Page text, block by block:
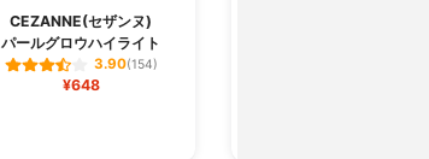
CEZANNE(セザンヌ)
パールグロウハイライト
3.90(154)
¥648